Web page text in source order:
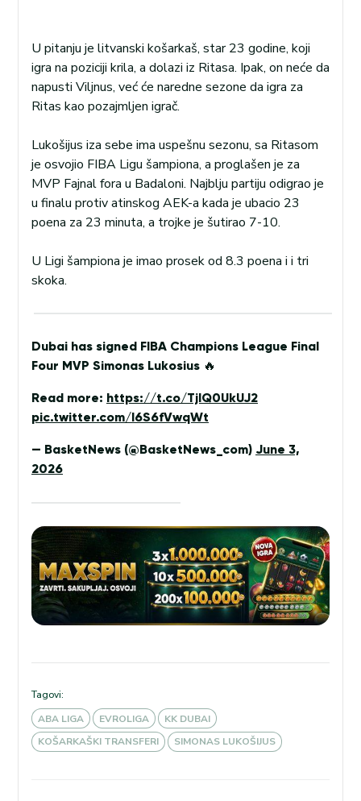
U pitanju je litvanski košarkaš, star 23 godine, koji
igra na poziciji krila, a dolazi iz Ritasa. Ipak, on neće da
napusti Viljnus, već će naredne sezone da igra za
Ritas kao pozajmljen igrač.
Lukošijus iza sebe ima uspešnu sezonu, sa Ritasom
je osvojio FIBA Ligu šampiona, a proglašen je za
MVP Fajnal fora u Badaloni. Najblju partiju odigrao je
u finalu protiv atinskog AEK-a kada je ubacio 23
poena za 23 minuta, a trojke je šutirao 7-10.
U Ligi šampiona je imao prosek od 8.3 poena i i tri
skoka.
Dubai has signed FIBA Champions League Final
Four MVP Simonas Lukosius 🔥
Read more: https://t.co/TjIQ0UkUJ2
pic.twitter.com/I6S6fVwqWt
— BasketNews (@BasketNews_com) June 3,
2026
Tagovi:
ABA LIGA
EVROLIGA
KK DUBAI
KOŠARKAŠKI TRANSFERI
SIMONAS LUKOŠIJUS